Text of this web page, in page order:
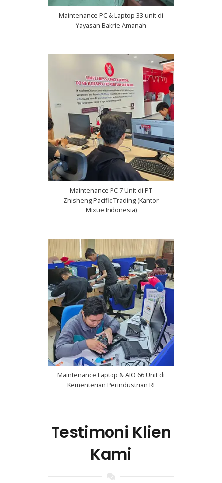
Maintenance PC & Laptop 33 unit di
Yayasan Bakrie Amanah
Maintenance PC 7 Unit di PT
Zhisheng Pacific Trading (Kantor
Mixue Indonesia)
Maintenance Laptop & AIO 66 Unit di
Kementerian Perindustrian RI
Testimoni Klien
Kami